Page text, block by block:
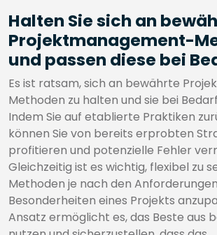
Halten Sie sich an
Projektmanagement-
und passen diese bei
Es ist ratsam, sich an bewährte
Methoden zu halten und sie bei
Indem Sie auf etablierte Praktiken
können Sie von bereits erprobten
profitieren und potenzielle Fehler
Gleichzeitig ist es wichtig, flexibel zu
Methoden je nach den
Besonderheiten eines Projekts
Ansatz ermöglicht es, das Beste aus